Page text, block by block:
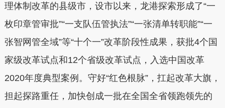
理体制改革的县级市，设市以来，龙港探索形成了“一
枚印章管审批”“一支队伍管执法”“一张清单转职能”“一
张智网管全域”等“十个一”改革阶段性成果，获批4个国
家级改革试点和12个省级改革试点，入选中国改革
2020年度典型案例。守好“红色根脉”，扛起改革大旗，
担起探路重任，加快创成一批在全国全省领跑领先的